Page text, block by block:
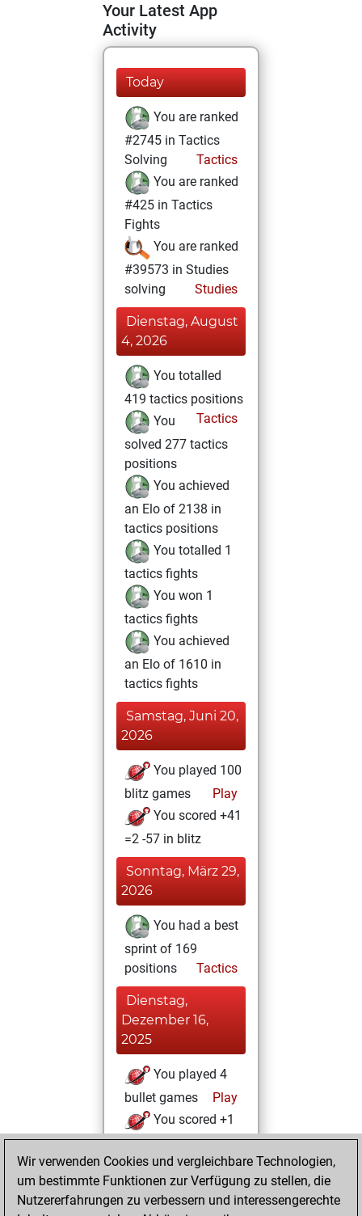
Your Latest App
Activity
Today
You are ranked
#2745 in Tactics
Solving
Tactics
You are ranked
#425 in Tactics
Fights
You are ranked
#39573 in Studies
solving
Studies
Dienstag, August
4, 2026
You totalled
419 tactics positions
Tactics
You
solved 277 tactics
positions
You achieved
an Elo of 2138 in
tactics positions
You totalled 1
tactics fights
You won 1
tactics fights
You achieved
an Elo of 1610 in
tactics fights
Samstag, Juni 20,
2026
You played 100
blitz games
Play
You scored +41
=2 -57 in blitz
Sonntag, März 29,
2026
You had a best
sprint of 169
positions
Tactics
Dienstag,
Dezember 16,
2025
You played 4
bullet games
Play
You scored +1
=0 -3 in bullet
Montag,
Dezember 15,
Wir verwenden Cookies und vergleichbare Technologien,
um bestimmte Funktionen zur Verfügung zu stellen, die
Nutzererfahrungen zu verbessern und interessengerechte